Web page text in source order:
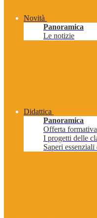
Novità
Panoramica
Le notizie
Didattica
Panoramica
Offerta formativa
I progetti delle
Saperi